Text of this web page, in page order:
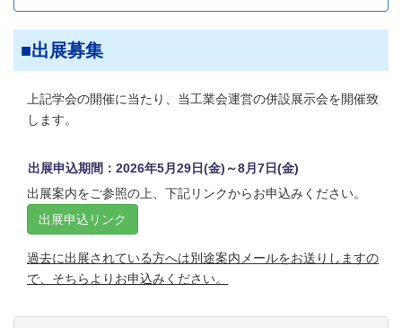
出展募集
上記学会の開催に当たり、当工業会運営の併設展示会を開催致
します。
出展申込期間：2026年5月29日(金)～8月7日(金)
出展案内をご参照の上、下記リンクからお申込みください。
出展申込リンク
過去に出展されている方へは別途案内メールをお送りしますの
で、そちらよりお申込みください。